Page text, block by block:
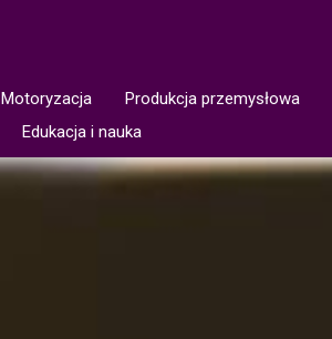
Motoryzacja Produkcja przemysłowa
Edukacja i nauka